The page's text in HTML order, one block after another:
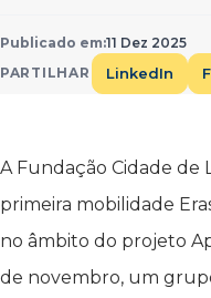
Publicado em:11 Dez 2025
PARTILHAR
LinkedIn
A Fundação Cidade de
primeira mobilidade
no âmbito do projeto
de novembro, um